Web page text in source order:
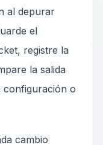
al depurar
el
registre la
la salida
configuración o
cambio